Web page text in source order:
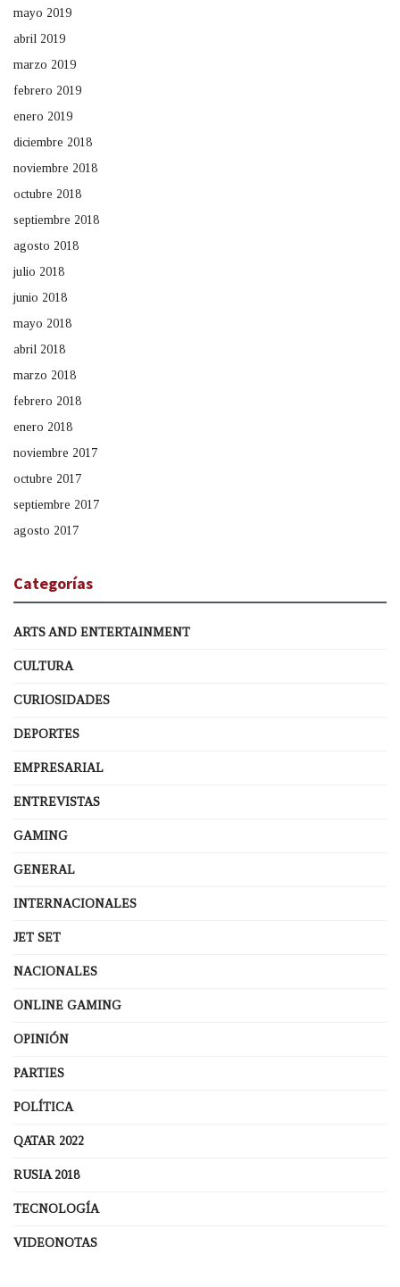
mayo 2019
abril 2019
marzo 2019
febrero 2019
enero 2019
diciembre 2018
noviembre 2018
octubre 2018
septiembre 2018
agosto 2018
julio 2018
junio 2018
mayo 2018
abril 2018
marzo 2018
febrero 2018
enero 2018
noviembre 2017
octubre 2017
septiembre 2017
agosto 2017
Categorías
ARTS AND ENTERTAINMENT
CULTURA
CURIOSIDADES
DEPORTES
EMPRESARIAL
ENTREVISTAS
GAMING
GENERAL
INTERNACIONALES
JET SET
NACIONALES
ONLINE GAMING
OPINIÓN
PARTIES
POLÍTICA
QATAR 2022
RUSIA 2018
TECNOLOGÍA
VIDEONOTAS